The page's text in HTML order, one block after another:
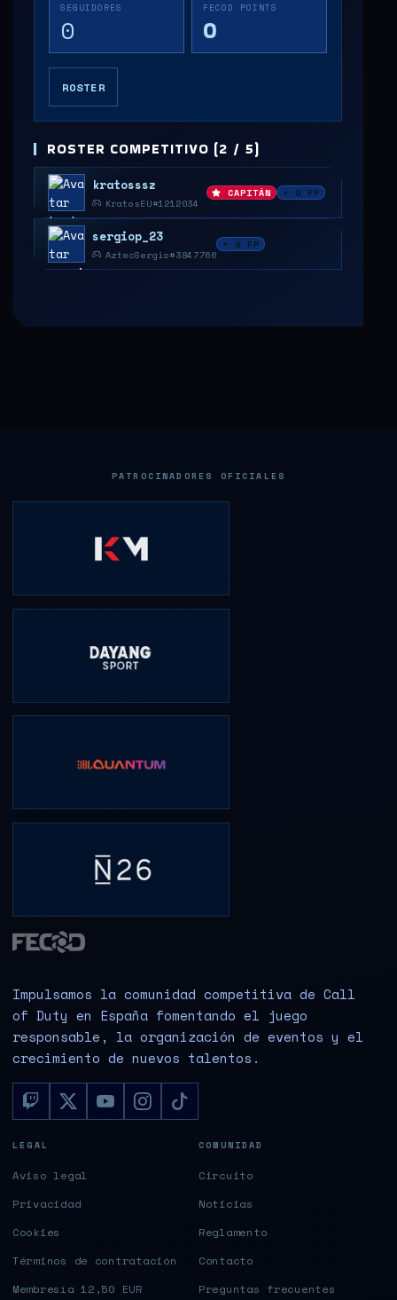
SEGUIDORES
0
FECOD POINTS
0
ROSTER
ROSTER COMPETITIVO (2 / 5)
kratosssz
KratosEU#1212034
CAPITÁN • 0 FP
sergiop_23
AztecSergio#3847766
• 0 FP
PATROCINADORES OFICIALES
Impulsamos la comunidad competitiva de Call
of Duty en España fomentando el juego
responsable, la organización de eventos y el
crecimiento de nuevos talentos.
LEGAL
Aviso legal
Privacidad
Cookies
Términos de contratación
Membresía 12,50 EUR
COMUNIDAD
Circuito
Noticias
Reglamento
Contacto
Preguntas frecuentes